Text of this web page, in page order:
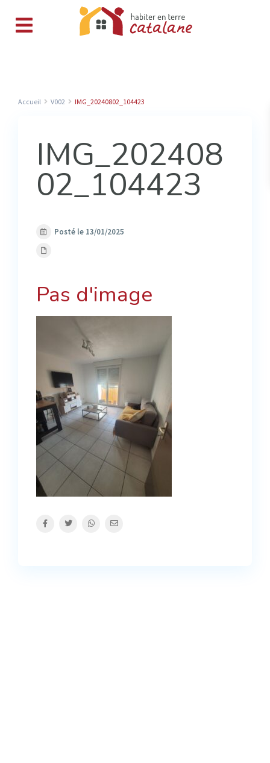
Accueil V002 IMG_20240802_104423
IMG_202408
02_104423
Posté le 13/01/2025
Pas d'image